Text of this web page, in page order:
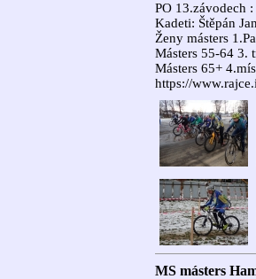
PO 13.závodech :
Kadeti: Štěpán
Ženy másters
Másters 55-64 3.
Másters 65+
https://
MS másters